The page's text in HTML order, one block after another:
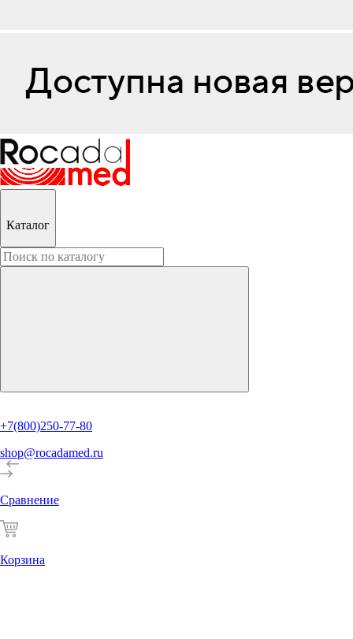
Каталог
+7(800)250-77-80
shop@rocadamed.ru
Сравнение
Корзина